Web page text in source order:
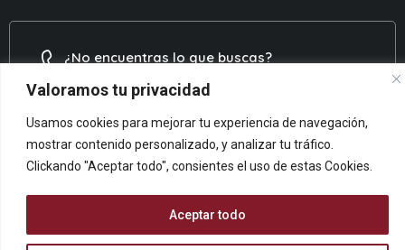
Valoramos tu privacidad
Usamos cookies para mejorar tu experiencia de navegación,
mostrar contenido personalizado, y analizar tu tráfico.
Clickando "Aceptar todo", consientes el uso de estas Cookies.
Aceptar todo
¿No encuentras lo que buscas?
Contáctanos
¿Te podemos ayudar?
Centro De Ayuda
Queremos saber tu opinión
Dános Feedback